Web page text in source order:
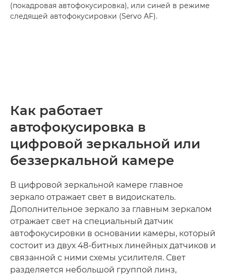
(покадровая автофокусировка), или синей в режиме
следящей автофокусировки (Servo AF).
Как работает
автофокусировка в
цифровой зеркальной или
беззеркальной камере
В цифровой зеркальной камере главное
зеркало отражает свет в видоискатель.
Дополнительное зеркало за главным зеркалом
отражает свет на специальный датчик
автофокусировки в основании камеры, который
состоит из двух 48-битных линейных датчиков и
связанной с ними схемы усилителя. Свет
разделяется небольшой группой линз,